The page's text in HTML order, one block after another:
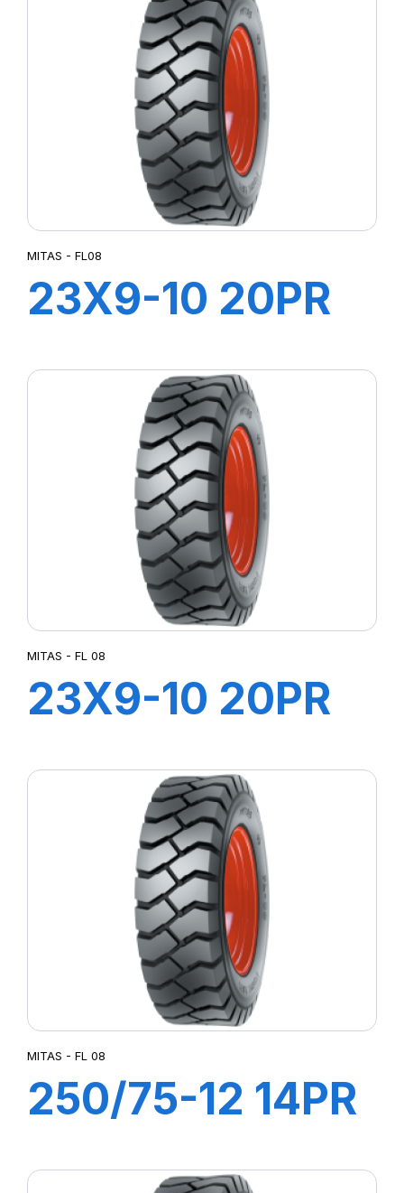
MITAS - FL08
23X9-10 20PR
à air +Flap
MITAS - FL 08
23X9-10 20PR
MITAS - FL 08
250/75-12 14PR